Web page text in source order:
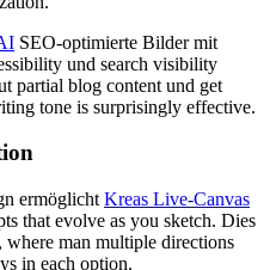
SEO-optimierte Bilder mit
und search visibility
partial blog content und get
tone is surprisingly effective.
ermöglicht Kreas Live-Canvas
that evolve as you sketch. Dies
where man multiple directions
in each option.